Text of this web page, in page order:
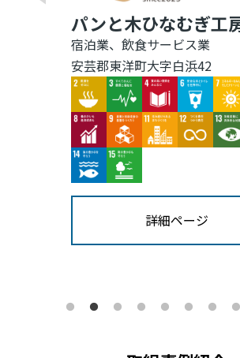
パンと木ひなむぎ工
宿泊業、飲食サービス業
安芸郡東洋町大字白浜42
ImageImageImageImage
ImageImageImageImage
ImageImage
詳細ページ